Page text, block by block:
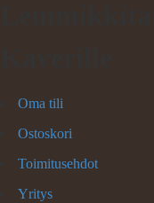
Oma tili
Ostoskori
Toimitusehdot
Yritys